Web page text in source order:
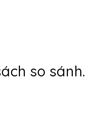
so sánh.